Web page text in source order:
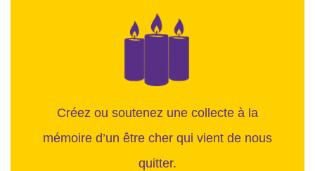
Créez ou soutenez une collecte à la
mémoire d’un être cher qui vient de nous
quitter.